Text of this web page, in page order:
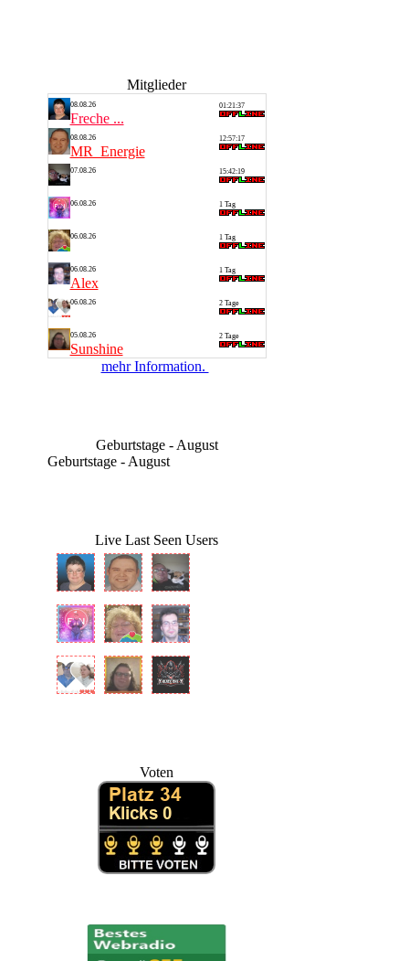
Mitglieder
08.08.26
Freche ...
01:21:37
08.08.26
MR_Energie
12:57:17
07.08.26
Alf 1
15:42:19
06.08.26
Thomas
1 Tag
06.08.26
Silvia
1 Tag
06.08.26
Alex
1 Tag
06.08.26
Saarlan...
2 Tage
05.08.26
Sunshine
2 Tage
mehr Information.
Geburtstage - August
Geburtstage - August
Live Last Seen Users
Voten